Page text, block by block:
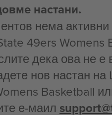
настани.
нема активни
49ers Womens
дека ова не е
нов настан на
Basketball
е-маил